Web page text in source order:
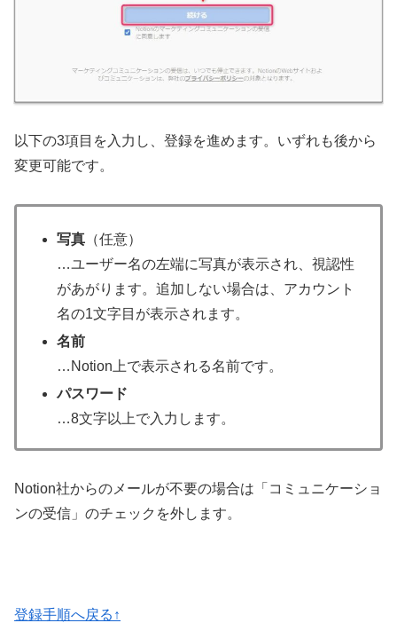
以下の3項目を入力し、登録を進めます。いずれも後から
変更可能です。
写真 （任意）
…ユーザー名の左端に写真が表示され、視認性
があがります。追加しない場合は、アカウント
名の1文字目が表示されます。
名前
…Notion上で表示される名前です。
パスワード
…8文字以上で入力します。
Notion社からのメールが不要の場合は「コミュニケーショ
ンの受信」のチェックを外します。
登録手順へ戻る↑